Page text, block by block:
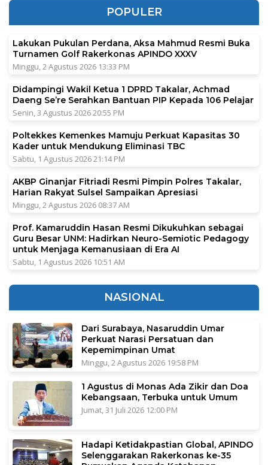
POPULER
Lakukan Pukulan Perdana, Aksa Mahmud Resmi Buka
Turnamen Golf Rakerkonas APINDO XXXV
Minggu, 2 Agustus 2026 13:33 PM
Didampingi Wakil Ketua 1 DPRD Takalar, Achmad
Daeng Se’re Serahkan Bantuan PIP Kepada 106 Pelajar
Senin, 3 Agustus 2026 20:55 PM
Poltekkes Kemenkes Mamuju Perkuat Kapasitas 30
Kader untuk Mendukung Eliminasi TBC
Sabtu, 1 Agustus 2026 21:14 PM
AKBP Ginanjar Fitriadi Resmi Pimpin Polres Takalar,
Harian Rakyat Sulsel Sampaikan Apresiasi
Minggu, 2 Agustus 2026 08:37 AM
Prof. Kamaruddin Hasan Resmi Dikukuhkan sebagai
Guru Besar UNM: Hadirkan Neuro-Semiotic Pedagogy
untuk Menjaga Kemanusiaan di Era AI
Sabtu, 1 Agustus 2026 10:51 AM
NASIONAL
Dari Surabaya, Nasaruddin Umar
Perkuat Narasi Persatuan dan
Kepemimpinan Umat
Minggu, 2 Agustus 2026 19:58 PM
1 Agustus di Monas Ada Zikir dan Doa
Kebangsaan, Terbuka untuk Umum
Jumat, 31 Juli 2026 12:00 PM
Hadapi Ketidakpastian Global, APINDO
Selenggarakan Rakerkonas ke-35